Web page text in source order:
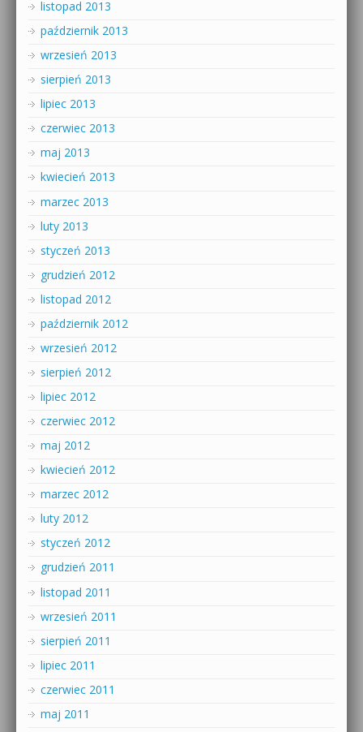
listopad 2013
październik 2013
wrzesień 2013
sierpień 2013
lipiec 2013
czerwiec 2013
maj 2013
kwiecień 2013
marzec 2013
luty 2013
styczeń 2013
grudzień 2012
listopad 2012
październik 2012
wrzesień 2012
sierpień 2012
lipiec 2012
czerwiec 2012
maj 2012
kwiecień 2012
marzec 2012
luty 2012
styczeń 2012
grudzień 2011
listopad 2011
wrzesień 2011
sierpień 2011
lipiec 2011
czerwiec 2011
maj 2011